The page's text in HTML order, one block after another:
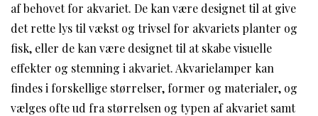
af behovet for akvariet. De kan være designet til at give
det rette lys til vækst og trivsel for akvariets planter og
fisk, eller de kan være designet til at skabe visuelle
effekter og stemning i akvariet. Akvarielamper kan
findes i forskellige størrelser, former og materialer, og
vælges ofte ud fra størrelsen og typen af akvariet samt